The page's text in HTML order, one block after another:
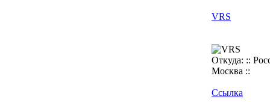
VRS
Откуда: ::
Москва ::
Ссылка